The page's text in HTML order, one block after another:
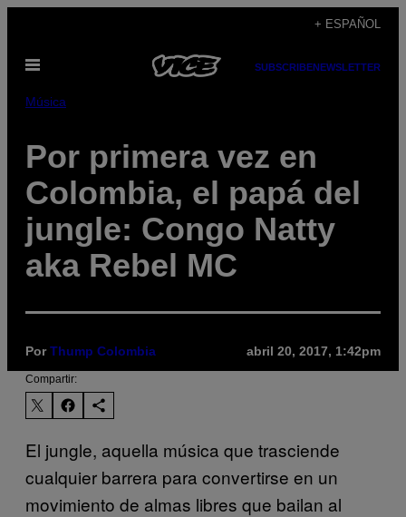
contenido
+ ESPAÑOL
Abrir
SUBSCRIBENEWSLETTER
Música
Por primera vez en
Colombia, el papá del
jungle: Congo Natty
aka Rebel MC
PorThump Colombia abril 20, 2017, 1:42pm
Compartir:
El jungle, aquella música que trasciende
cualquier barrera para convertirse en un
movimiento de almas libres que bailan al